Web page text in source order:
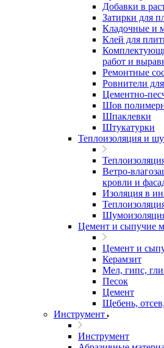
Добавки в
Затирки для
Кладочные и
Клей для
работ и
Ремонтные
Ровнители
Цементно-
Шов
Шпаклевки
Штукатурки
Теплоизоляция и
Ветро-
кровли и
Изоляция в
Цемент и сыпучие
Цемент и
Керамзит
Мел, гипс,
Песок
Цемент
Щебень,
Инструмент
Инструмент